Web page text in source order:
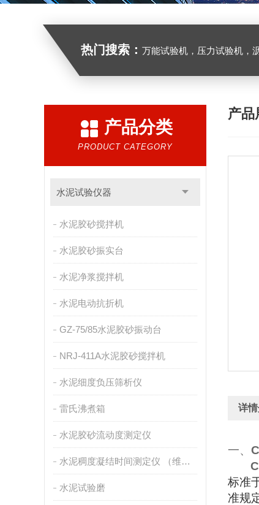
热门搜索： 万能试验机，压力试验机，沥青延伸度测定仪，沥青混合料拌合机，全自动
产品分类
PRODUCT CATEGORY
水泥试验仪器
水泥胶砂搅拌机
水泥胶砂振实台
水泥净浆搅拌机
水泥电动抗折机
GZ-75/85水泥胶砂振动台
NRJ-411A水泥胶砂搅拌机
水泥细度负压筛析仪
雷氏沸煮箱
水泥胶砂流动度测定仪
水泥稠度凝结时间测定仪 （维卡仪）
水泥试验磨
产品
详
一、
标准
准规